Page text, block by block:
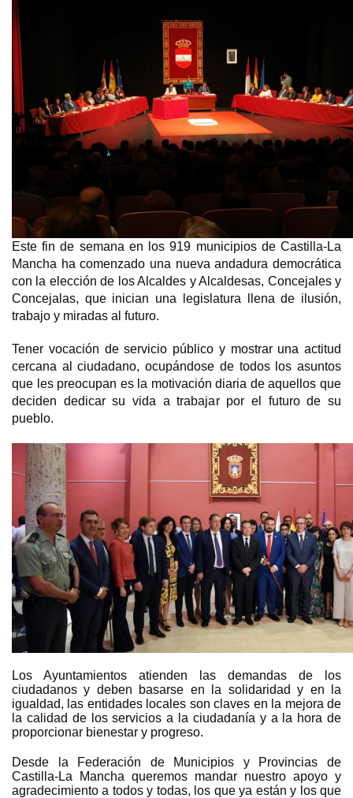
Este fin de semana en los 919 municipios de Castilla-La
Mancha ha comenzado una nueva andadura democrática
con la elección de los Alcaldes y Alcaldesas, Concejales y
Concejalas, que inician una legislatura llena de ilusión,
trabajo y miradas al futuro.
Tener vocación de servicio público y mostrar una actitud
cercana al ciudadano, ocupándose de todos los asuntos
que les preocupan es la motivación diaria de aquellos que
deciden dedicar su vida a trabajar por el futuro de su
pueblo.
Los Ayuntamientos atienden las demandas de los
ciudadanos y deben basarse en la solidaridad y en la
igualdad, las entidades locales son claves en la mejora de
la calidad de los servicios a la ciudadanía y a la hora de
proporcionar bienestar y progreso.
Desde la Federación de Municipios y Provincias de
Castilla-La Mancha queremos mandar nuestro apoyo y
agradecimiento a todos y todas, los que ya están y los que